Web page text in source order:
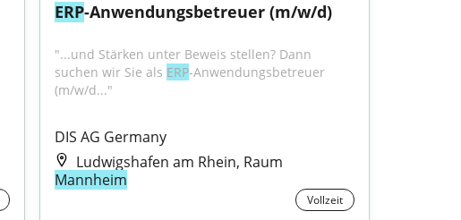
ERP-Anwendungsbetreuer (m/w/d)
"...und Stärken unter Beweis stellen? Dann
suchen wir Sie als ERP-Anwendungsbetreuer
(m/w/d..."
DIS AG Germany
Ludwigshafen am Rhein, Raum
Mannheim
Vollzeit